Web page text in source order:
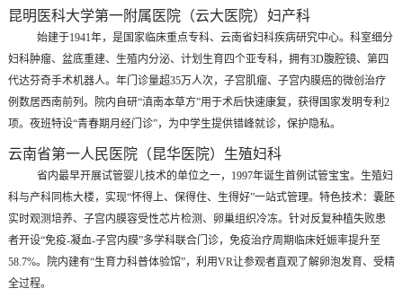
昆明医科大学第一附属医院（云大医院）妇产科
始建于1941年，是国家临床重点专科、云南省妇科疾病研究中心。科室细分
妇科肿瘤、盆底重建、生殖内分泌、计划生育四个亚专科，拥有3D腹腔镜、第四
代达芬奇手术机器人。年门诊量超35万人次，子宫肌瘤、子宫内膜癌的微创治疗
例数居西南前列。院内自研“滇南本草方”用于术后快速康复，获得国家发明专利2
项。夜班特设“青春期月经门诊”，为中学生提供错峰就诊，保护隐私。
云南省第一人民医院（昆华医院）生殖妇科
省内最早开展试管婴儿技术的单位之一，1997年诞生首例试管宝宝。生殖妇
科与产科同栋大楼，实现“怀得上、保得住、生得好”一站式管理。特色技术：囊胚
实时观测培养、子宫内膜容受性芯片检测、卵巢组织冷冻。针对反复种植失败患
者开设“免疫-凝血-子宫内膜”多学科联合门诊，免疫治疗周期临床妊娠率提升至
58.7%。院内建有“生育力科普体验馆”，利用VR让参观者直观了解卵泡发育、受精
全过程。